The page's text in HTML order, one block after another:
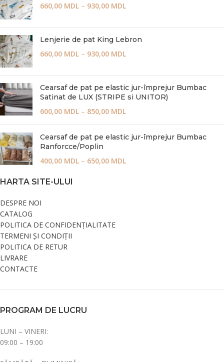
660,00 MDL – 930,00 MDL
Lenjerie de pat King Lebron
660,00 MDL – 930,00 MDL
Cearsaf de pat pe elastic jur-împrejur Bumbac
Satinat de LUX (STRIPE si UNITOR)
600,00 MDL – 850,00 MDL
Cearsaf de pat pe elastic jur-împrejur Bumbac
Ranforcce/Poplin
400,00 MDL – 650,00 MDL
HARTA SITE-ULUI
DESPRE NOI
CATALOG
POLITICA DE CONFIDENȚIALITATE
TERMENI ȘI CONDIȚII
POLITICA DE RETUR
LIVRARE
CONTACTE
PROGRAM DE LUCRU
LUNI – VINERI:
09:00 – 19:00